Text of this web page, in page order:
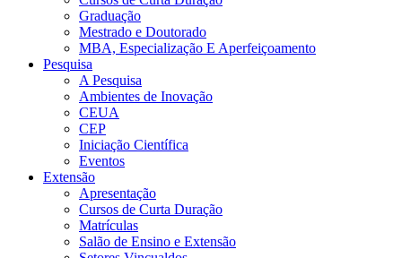
Graduação
Mestrado e Doutorado
MBA, Especialização E Aperfeiçoamento
Pesquisa
A Pesquisa
Ambientes de Inovação
CEUA
CEP
Iniciação Científica
Eventos
Extensão
Apresentação
Cursos de Curta Duração
Matrículas
Salão de Ensino e Extensão